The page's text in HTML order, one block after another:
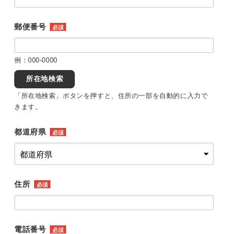
郵便番号 必須
例：000-0000
所在地検索
「所在地検索」ボタンを押すと、住所の一部を自動的に入力で
きます。
都道府県 必須
住所 必須
電話番号 必須